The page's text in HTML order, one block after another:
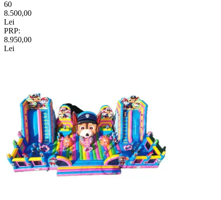
60
8.500,00
Lei
PRP:
8.950,00
Lei